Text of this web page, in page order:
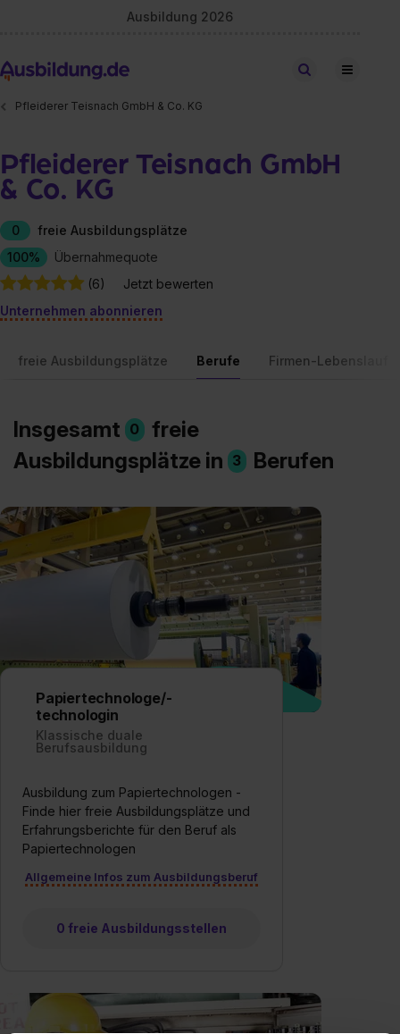
Ausbildung 2026
Stellen finden
Pfleiderer Teisnach GmbH & Co. KG
Pfleiderer Teisnach GmbH
& Co. KG
0
freie Ausbildungsplätze
100%
Übernahmequote
(6)
Jetzt bewerten
Unternehmen abonnieren
freie Ausbildungsplätze Berufe Firmen-Lebenslauf
Insgesamt 0
freie
Ausbildungsplätze in 3 Berufen
Papiertechnologe/-
technologin
Klassische duale
Berufsausbildung
Ausbildung zum Papiertechnologen -
Finde hier freie Ausbildungsplätze und
Erfahrungsberichte für den Beruf als
Papiertechnologen
Allgemeine Infos zum Ausbildungsberuf
0 freie Ausbildungsstellen